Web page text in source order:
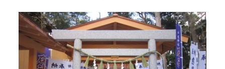
料金
大人 (中学生以上)300円
小人 (小学生以下)無料
アクセス
近鉄「鵜方駅」から三重交通バス
安乗線(安乗方面)乗車、安乗埼灯
台口下車、徒歩10分